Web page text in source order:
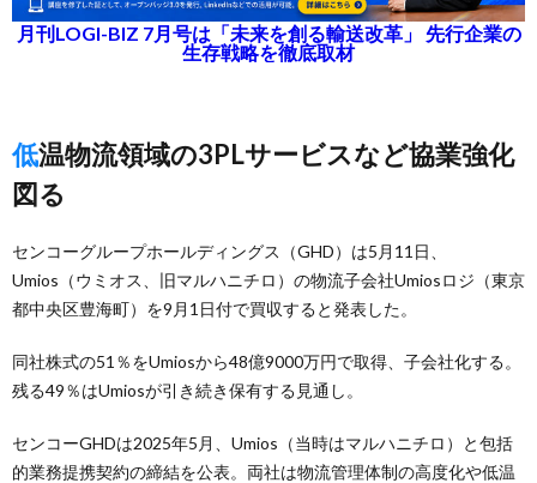
月刊LOGI-BIZ 7月号は「未来を創る輸送改革」 先行企業の
生存戦略を徹底取材
低温物流領域の3PLサービスなど協業強化
図る
センコーグループホールディングス（GHD）は5月11日、
Umios（ウミオス、旧マルハニチロ）の物流子会社Umiosロジ（東京
都中央区豊海町）を9月1日付で買収すると発表した。
同社株式の51％をUmiosから48億9000万円で取得、子会社化する。
残る49％はUmiosが引き続き保有する見通し。
センコーGHDは2025年5月、Umios（当時はマルハニチロ）と包括
的業務提携契約の締結を公表。両社は物流管理体制の高度化や低温